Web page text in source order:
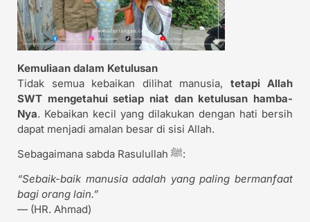
Kemuliaan dalam Ketulusan
Tidak semua kebaikan dilihat manusia, tetapi Allah
SWT mengetahui setiap niat dan ketulusan hamba-
Nya. Kebaikan kecil yang dilakukan dengan hati bersih
dapat menjadi amalan besar di sisi Allah.
Sebagaimana sabda Rasulullah ﷺ:
“Sebaik-baik manusia adalah yang paling bermanfaat
bagi orang lain.”
— (HR. Ahmad)